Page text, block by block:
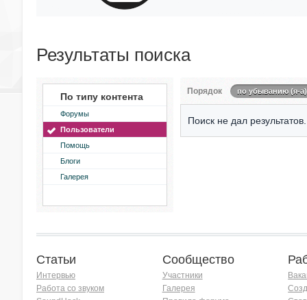
Результаты поиска
По типу контента
Форумы
Пользователи
Помощь
Блоги
Галерея
Порядок по убыванию (я-а)
Поиск не дал результатов.
Статьи
Интервью
Работа со звуком
Сообщество
Участники
Галерея